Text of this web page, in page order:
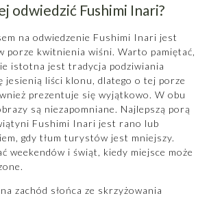
odwiedzić Fushimi Inari?
na odwiedzenie Fushimi Inari jest
porze kwitnienia wiśni. Warto pamiętać,
istotna jest tradycja podziwiania
jesienią liści klonu, dlatego o tej porze
prezentuje się wyjątkowo. W obu
są niezapomniane. Najlepszą porą
Fushimi Inari jest rano lub
gdy tłum turystów jest mniejszy.
weekendów i świąt, kiedy miejsce może
zachód słońca ze skrzyżowania